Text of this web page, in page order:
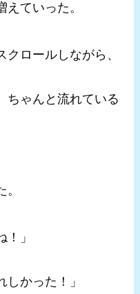
えていった。
ロールしながら、
ちゃんと流れている
！」
しかった！」